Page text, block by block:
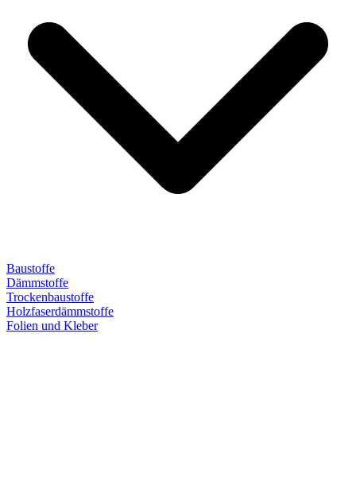
Baustoffe
Dämmstoffe
Trockenbaustoffe
Holzfaserdämmstoffe
Folien und Kleber